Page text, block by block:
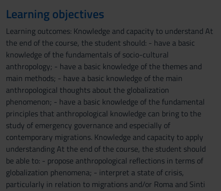
Learning objectives
Learning outcomes: Knowledge and capacity to understand At
the end of the course, the student should: - have a basic
knowledge of the fundamentals of socio-cultural
anthropology; - have a basic knowledge of the themes and
main methods; - have a basic knowledge of the main
anthropological thoughts about the globalization
phenomenon; - have a basic knowledge of the fundamental
principles that anthropological knowledge can bring to the
study of emergency governance and especially of
contemporary migrations. Knowledge and capacity to apply
understanding At the end of the course, the student should
be able to: - propose anthropological reflections in terms of
globalization phenomena; - interpret a state of crisis,
particularly in relation to migrations and/or Roma and Sinti